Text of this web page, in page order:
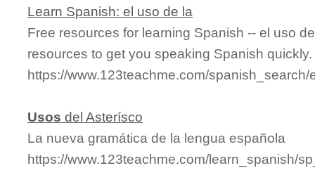
Learn Spanish: el uso de la
Free resources for learning Spanish -- el uso
resources to get you speaking Spanish quickly.
https://www.123teachme.com/spanish_search/
Usos del Asterísco
La nueva gramática de la lengua española
https://www.123teachme.com/learn_spanish/